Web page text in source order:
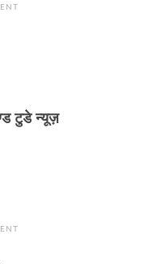
टुडे न्यूज़